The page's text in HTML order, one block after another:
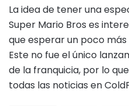
La idea de tener una
Super Mario Bros es
que esperar un poco
Este no fue el único
de la franquicia, por lo
todas las noticias en